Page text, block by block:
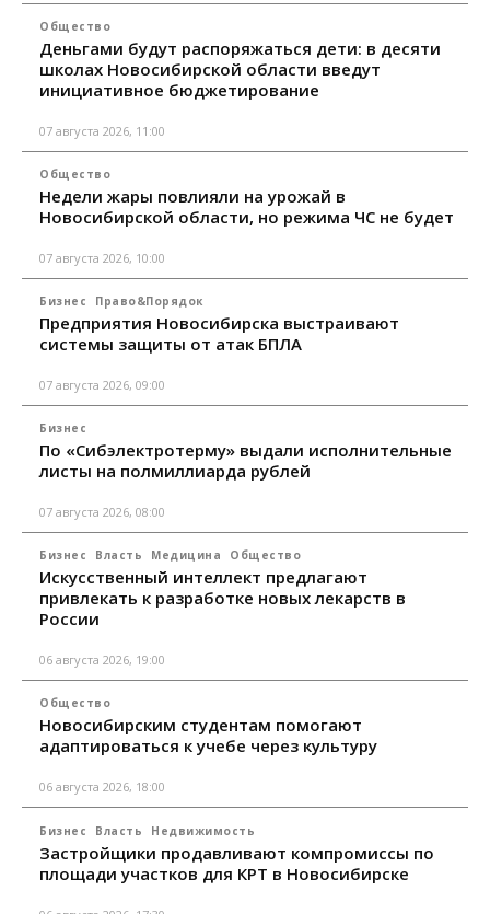
Общество
Деньгами будут распоряжаться дети: в десяти
школах Новосибирской области введут
инициативное бюджетирование
07 августа 2026, 11:00
Общество
Недели жары повлияли на урожай в
Новосибирской области, но режима ЧС не будет
07 августа 2026, 10:00
Бизнес Право&Порядок
Предприятия Новосибирска выстраивают
системы защиты от атак БПЛА
07 августа 2026, 09:00
Бизнес
По «Сибэлектротерму» выдали исполнительные
листы на полмиллиарда рублей
07 августа 2026, 08:00
Бизнес Власть Медицина Общество
Искусственный интеллект предлагают
привлекать к разработке новых лекарств в
России
06 августа 2026, 19:00
Общество
Новосибирским студентам помогают
адаптироваться к учебе через культуру
06 августа 2026, 18:00
Бизнес Власть Недвижимость
Застройщики продавливают компромиссы по
площади участков для КРТ в Новосибирске